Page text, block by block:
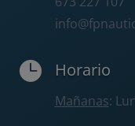
 Horario
Mañanas: